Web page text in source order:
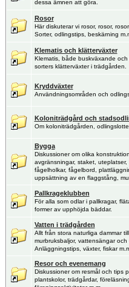
dessa ämnen att göra.
Rosor
Här diskuterar vi rosor, rosor,
Sorter, odlingstips, beskärning
Klematis och klätterväxter
Klematis, både buskväxande
sorters klätterväxter i trädgården.
Kryddväxter
Användningsområden och
Koloniträdgård och
Om koloniträdgården,
Bygga
Diskussioner om olika
avgränsningar, staket, uteplatser,
fågelholkar, fågelbord,
uppsättning av en flaggstång,
Pallkrageklubben
För alla som odlar i pallkragar,
former av upphöjda bäddar.
Vatten i trädgården
Allt från stora naturliga dammar
murbruksbaljor, vattensängar
Anläggningstips, växter, fiskar
Resor och evenemang
Diskussioner om resmål och tips
plantskolor, trädgårdar,